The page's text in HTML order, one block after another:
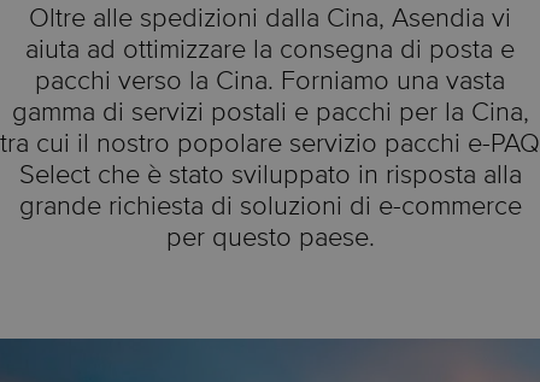
Oltre alle spedizioni dalla Cina, Asendia vi
aiuta ad ottimizzare la consegna di posta e
pacchi verso la Cina. Forniamo una vasta
gamma di servizi postali e pacchi per la Cina,
tra cui il nostro popolare servizio pacchi e-PAQ
Select che è stato sviluppato in risposta alla
grande richiesta di soluzioni di e-commerce
per questo paese.